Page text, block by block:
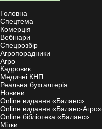
Головна
Спецтема
Комерція
Вебінари
Спецрозбір
Агропорадники
Агро
Кадровик
Медичні КНП
Реальна бухгалтерія
Новини
Online видання «Баланс»
Online видання «Баланс-Агро»
Online бібліотека «Баланс»
Мітки